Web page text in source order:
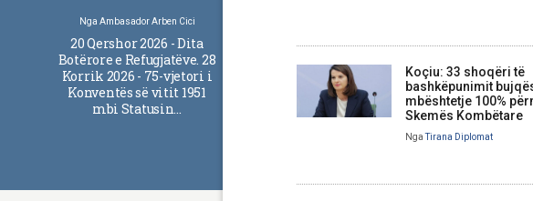
Koçiu: 33 shoqëri të
bashkëpunimit
mbështetje 100%
Skemës Kombëtare
NgaTirana Diplomat
Nga Ambasador Arben Cici
20 Qershor 2026 - Dita
Botërore e Refugjatëve. 28
Korrik 2026 - 75-vjetori i
Konventës së vitit 1951
mbi Statusin…